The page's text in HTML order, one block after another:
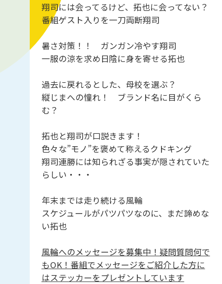
翔司には会ってるけど、拓也に会ってない？
番組ゲスト入りを一刀両断翔司
暑さ対策！！ ガンガン冷やす翔司
一服の涼を求め日陰に身を寄せる拓也
過去に戻れるとした、母校を選ぶ？
縦じまへの憧れ！ ブランド名に目がくら
む？
拓也と翔司が口説きます！
色々な”モノ”を褒めて称えるクドキング
翔司連勝には知られざる事実が隠されていた
らしい・・・
年末までは走り続ける風輪
スケジュールがパツパツなのに、まだ諦めな
い拓也
風輪へのメッセージを募集中！疑問質問何で
もOK！番組でメッセージをご紹介した方に
はステッカーをプレゼントしています